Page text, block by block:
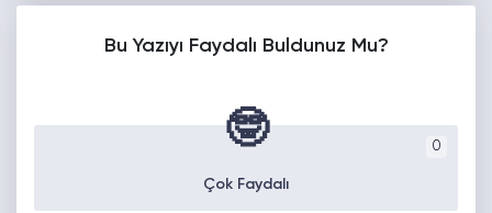
Bu Yazıyı Faydalı Buldunuz Mu?
0
🤓
Çok Faydalı